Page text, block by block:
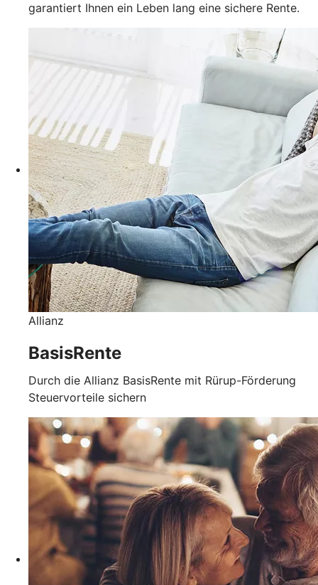
garantiert Ihnen ein Leben lang eine sichere Rente.
Allianz
BasisRente
Durch die Allianz BasisRente mit Rürup-Förderung
Steuervorteile sichern